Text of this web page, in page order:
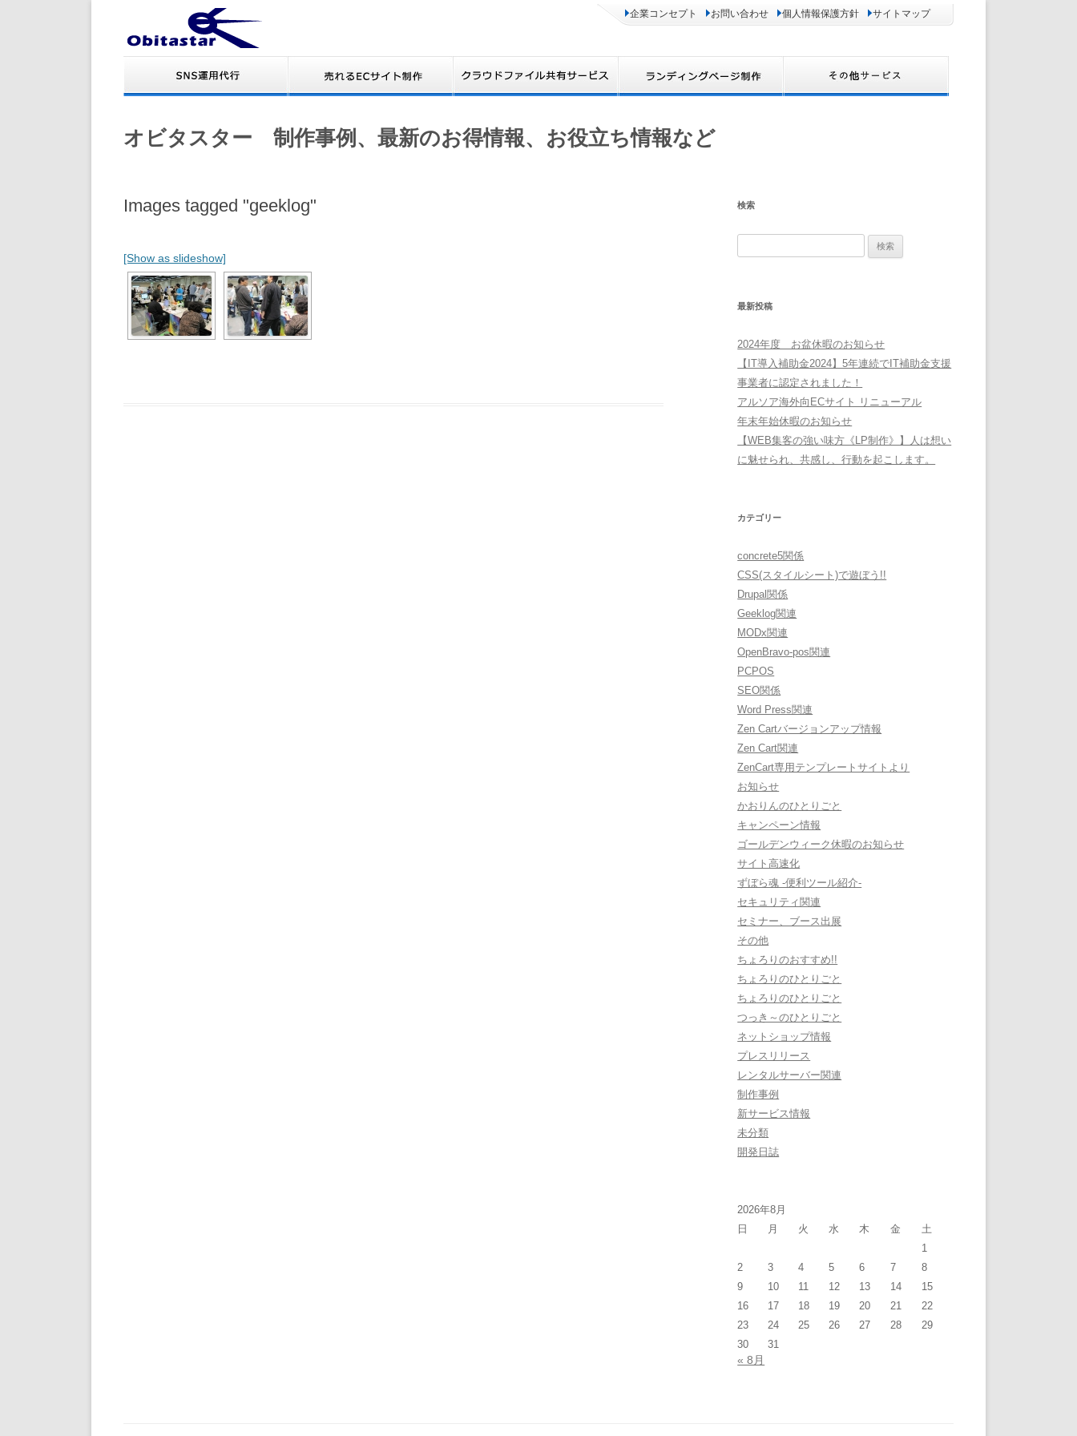
企業コンセプト お問い合わせ 個人情報保護方針 サイトマップ
オビタスター 制作事例、最新のお得情報、お役立ち情報など
Images tagged "geeklog"
[Show as slideshow]
検索
最新投稿
2024年度 お盆休暇のお知らせ
【IT導入補助金2024】5年連続でIT補助金支援
事業者に認定されました！
アルソア海外向ECサイト リニューアル
年末年始休暇のお知らせ
【WEB集客の強い味方《LP制作》】人は想い
に魅せられ、共感し、行動を起こします。
カテゴリー
concrete5関係
CSS(スタイルシート)で遊ぼう!!
Drupal関係
Geeklog関連
MODx関連
OpenBravo-pos関連
PCPOS
SEO関係
Word Press関連
Zen Cartバージョンアップ情報
Zen Cart関連
ZenCart専用テンプレートサイトより
お知らせ
かおりんのひとりごと
キャンペーン情報
ゴールデンウィーク休暇のお知らせ
サイト高速化
ずぼら魂 -便利ツール紹介-
セキュリティ関連
セミナー、ブース出展
その他
ちょろりのおすすめ!!
ちょろりのひとりごと
ちょろりのひとりごと
つっき～のひとりごと
ネットショップ情報
プレスリリース
レンタルサーバー関連
制作事例
新サービス情報
未分類
開発日誌
2026年8月
日
月 火 水 木 金
土
1
2
3 4 5 6 7
8
9
10 11 12 13 14
15
16
17 18 19 20 21
22
23
24 25 26 27 28
29
30
31
« 8月